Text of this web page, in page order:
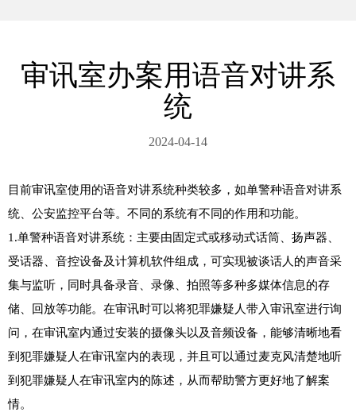
审讯室办案用语音对讲系
统
2024-04-14
目前审讯室使用的语音对讲系统种类较多，如单警种语音对讲系
统、公安监控平台等。不同的系统有不同的作用和功能。
1.单警种语音对讲系统：主要由固定式或移动式话筒、扬声器、
受话器、音控设备及计算机软件组成，可实现被谈话人的声音采
集与监听，同时具备录音、录像、拍照等多种多媒体信息的存
储、回放等功能。在审讯时可以将犯罪嫌疑人带入审讯室进行询
问，在审讯室内通过安装的摄像头以及音频设备，能够清晰地看
到犯罪嫌疑人在审讯室内的表现，并且可以通过麦克风清楚地听
到犯罪嫌疑人在审讯室内的陈述，从而帮助警方更好地了解案
情。